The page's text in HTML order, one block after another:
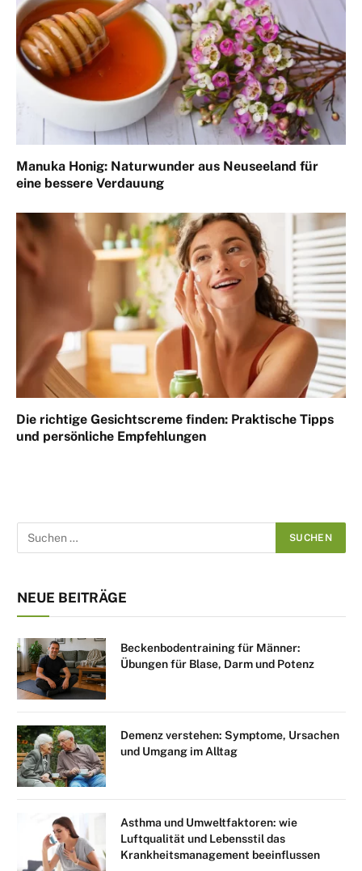
Manuka Honig: Naturwunder aus Neuseeland für
eine bessere Verdauung
Die richtige Gesichtscreme finden: Praktische Tipps
und persönliche Empfehlungen
NEUE BEITRÄGE
Beckenbodentraining für Männer:
Übungen für Blase, Darm und Potenz
Demenz verstehen: Symptome, Ursachen
und Umgang im Alltag
Asthma und Umweltfaktoren: wie
Luftqualität und Lebensstil das
Krankheitsmanagement beeinflussen